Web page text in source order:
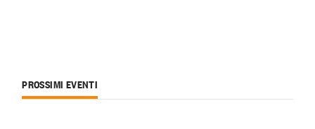
PROSSIMI EVENTI